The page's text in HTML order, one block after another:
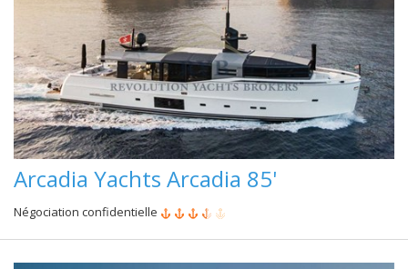
Arcadia Yachts Arcadia 85'
Négociation confidentielle